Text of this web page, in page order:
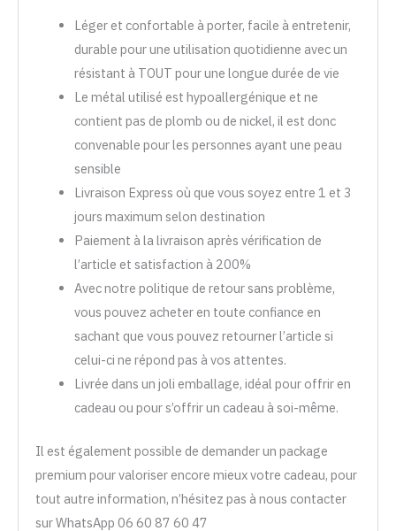
Léger et confortable à porter, facile à entretenir,
durable pour une utilisation quotidienne avec un
résistant à TOUT pour une longue durée de vie
Le métal utilisé est hypoallergénique et ne
contient pas de plomb ou de nickel, il est donc
convenable pour les personnes ayant une peau
sensible
Livraison Express où que vous soyez entre 1 et 3
jours maximum selon destination
Paiement à la livraison après vérification de
l’article et satisfaction à 200%
Avec notre politique de retour sans problème,
vous pouvez acheter en toute confiance en
sachant que vous pouvez retourner l’article si
celui-ci ne répond pas à vos attentes.
Livrée dans un joli emballage, idéal pour offrir en
cadeau ou pour s’offrir un cadeau à soi-même.
Il est également possible de demander un package
premium pour valoriser encore mieux votre cadeau, pour
tout autre information, n’hésitez pas à nous contacter
sur WhatsApp 06 60 87 60 47